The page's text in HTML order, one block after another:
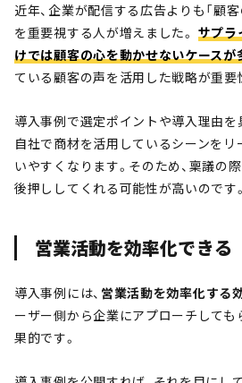
近年、企業が配信する広告よりも「顧客
を重要視する人が増えました。 サプラ
けでは顧客の心を動かせないケースが
ている顧客の声を活用した戦略が重要
導入事例で選定ポイントや導入理由を
自社で商材を活用しているシーンをリ
いやすくなります。そのため、稟議の
後押ししてくれる可能性が高いのです。
営業活動を効率化できる
導入事例には、 営業活動を効率化する
ーザー側から企業にアプローチしても
果的です。